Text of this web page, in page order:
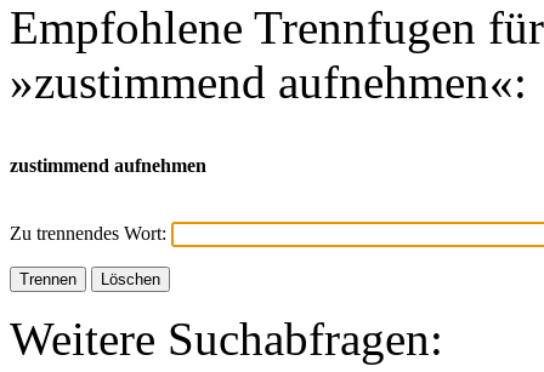
Empfohlene Trennfugen
»zustimmend aufnehmen«:
zustimmend aufnehmen
Zu trennendes Wort:
Weitere Suchabfragen: